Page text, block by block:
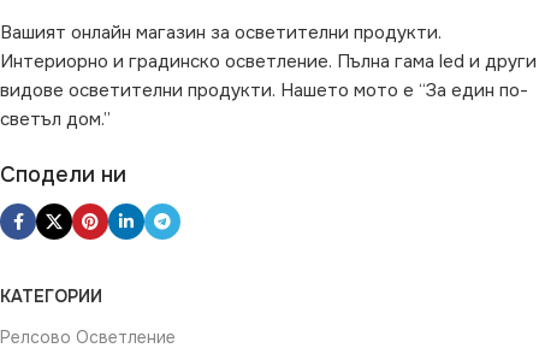
Вашият онлайн магазин за осветителни продукти.
Интериорно и градинско осветление. Пълна гама led и други
видове осветителни продукти. Нашето мото е “За един по-
светъл дом.”
Сподели ни
КАТЕГОРИИ
Релсово Осветление